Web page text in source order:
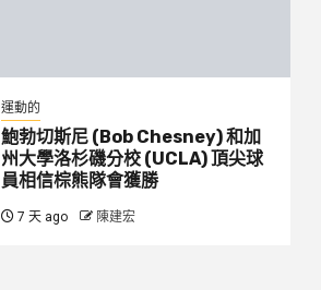
運動的
鮑勃切斯尼 (Bob Chesney) 和加
州大學洛杉磯分校 (UCLA) 頂尖球
員相信棕熊隊會獲勝
7 天 ago 陳建宏